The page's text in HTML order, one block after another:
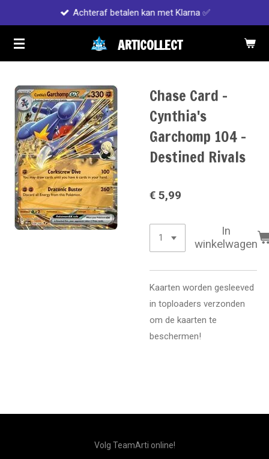
naar
de
ARTICOLLECT
Achteraf betalen kan met Klarna ✅
Chase Card -
Cynthia's
Garchomp 104 -
Destined Rivals
€ 5,99
In
winkelwagen
Kaarten worden gesleeved
in toploaders verzonden
om de kaarten te
beschermen!
Volg TeamArti online!